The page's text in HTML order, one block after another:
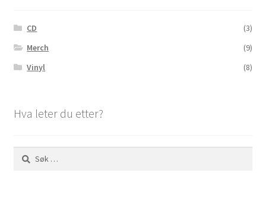
CD
(3)
Merch
(9)
Vinyl
(8)
Hva leter du etter?
Søk
etter: